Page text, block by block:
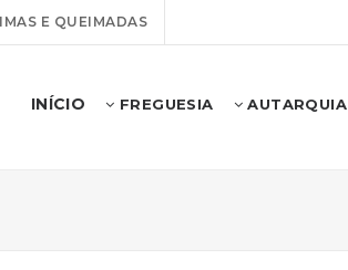
E QUEIMADAS
INÍCIO FREGUESIA AUTARQUIA